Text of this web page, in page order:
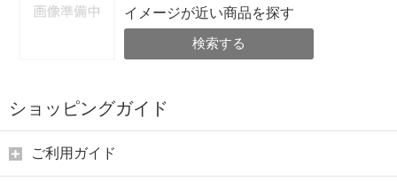
イメージが近い商品を探す
検索する
ショッピングガイド
ご利用ガイド